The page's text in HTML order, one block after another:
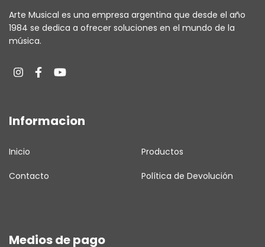
Arte Musical es una empresa argentina que desde el año
1984 se dedica a ofrecer soluciones en el mundo de la
música.
Informacion
Inicio Productos
Contacto Política de Devolución
Medios de pago